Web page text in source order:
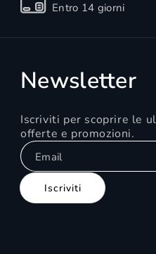
Entro 14 giorni
Newsletter
Iscriviti per scoprire le
offerte e promozioni.
Email
Iscriviti